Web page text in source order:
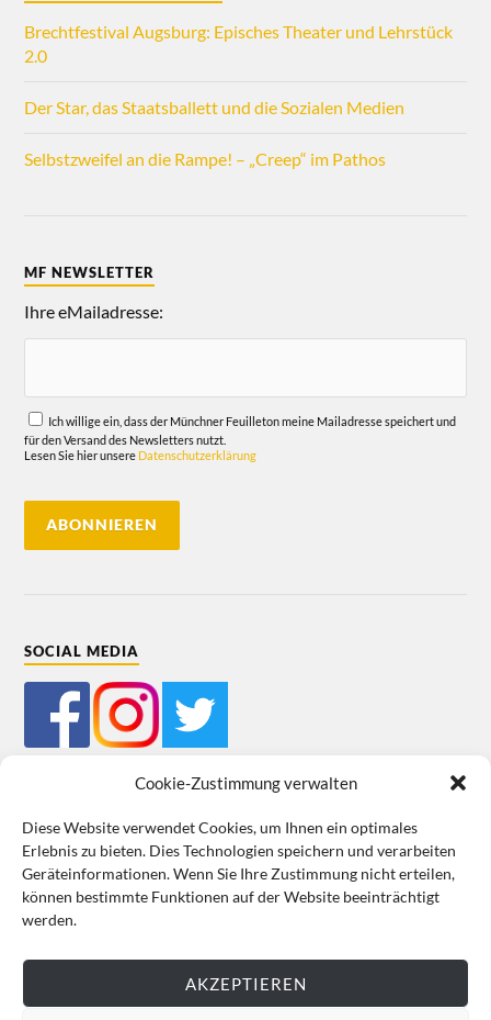
Cookie-Zustimmung verwalten
Diese Website verwendet Cookies, um Ihnen ein optimales
Erlebnis zu bieten. Dies Technologien speichern und verarbeiten
Geräteinformationen. Wenn Sie Ihre Zustimmung nicht erteilen,
können bestimmte Funktionen auf der Website beeinträchtigt
werden.
AKZEPTIEREN
Brechtfestival Augsburg: Episches Theater und Lehrstück
2.0
Der Star, das Staatsballett und die Sozialen Medien
Selbstzweifel an die Rampe! – „Creep“ im Pathos
MF NEWSLETTER
Ihre eMailadresse:
Ich willige ein, dass der Münchner Feuilleton meine Mailadresse speichert und
für den Versand des Newsletters nutzt.
Lesen Sie hier unsere Datenschutzerklärung
SOCIAL MEDIA
Mein Bestellkonto Kundeninformationen Datenschutz
Cookie-Richtlinie (EU) Impressum
VERTRAG WIDERRUFEN